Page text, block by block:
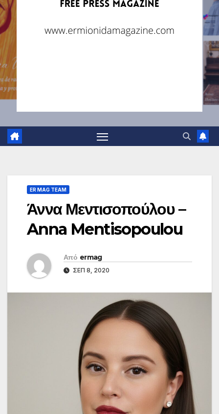
ER MAG TEAM
Άννα Μεντισοπούλου –
Anna Mentisopoulou
Από ermag
ΣΕΠ 8, 2020